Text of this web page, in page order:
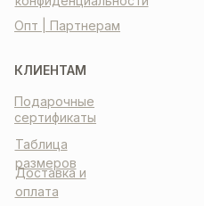
КЛИЕНТАМ
Таблица
размеров
Доставка и
оплата
Подарочные
сертификаты
Опт | Партнерам